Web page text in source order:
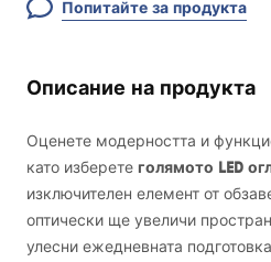
Попитайте за продукта
Описание на продукта
Оценете модерността и
като изберете голямото LED
изключителен елемент от
оптически ще увеличи
улесни ежедневната